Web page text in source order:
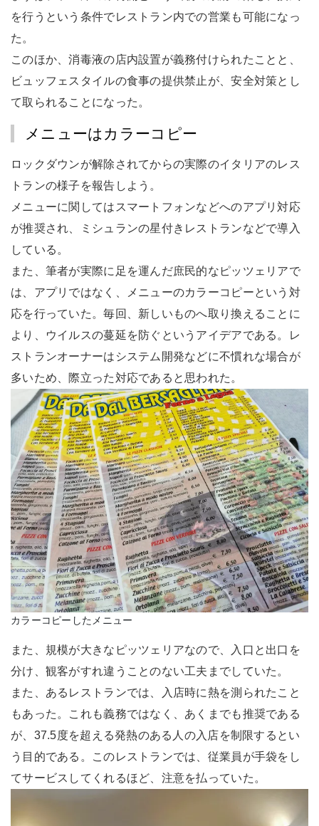
を行うという条件でレストラン内での営業も可能になっ
た。
このほか、消毒液の店内設置が義務付けられたことと、
ビュッフェスタイルの食事の提供禁止が、安全対策とし
て取られることになった。
メニューはカラーコピー
ロックダウンが解除されてからの実際のイタリアのレス
トランの様子を報告しよう。
メニューに関してはスマートフォンなどへのアプリ対応
が推奨され、ミシュランの星付きレストランなどで導入
している。
また、筆者が実際に足を運んだ庶民的なピッツェリアで
は、アプリではなく、メニューのカラーコピーという対
応を行っていた。毎回、新しいものへ取り換えることに
より、ウイルスの蔓延を防ぐというアイデアである。レ
ストランオーナーはシステム開発などに不慣れな場合が
多いため、際立った対応であると思われた。
カラーコピーしたメニュー
また、規模が大きなピッツェリアなので、入口と出口を
分け、観客がすれ違うことのない工夫までしていた。
また、あるレストランでは、入店時に熱を測られたこと
もあった。これも義務ではなく、あくまでも推奨である
が、37.5度を超える発熱のある人の入店を制限するとい
う目的である。このレストランでは、従業員が手袋をし
てサービスしてくれるほど、注意を払っていた。